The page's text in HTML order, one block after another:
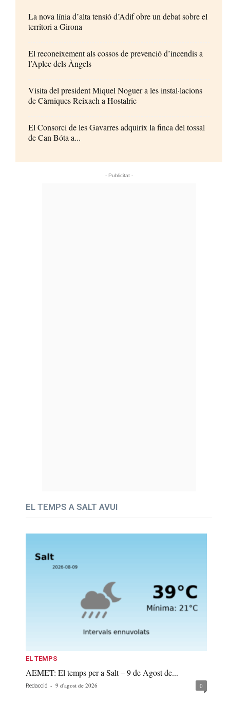
La nova línia d’alta tensió d’Adif obre un debat sobre el
territori a Girona
El reconeixement als cossos de prevenció d’incendis a
l’Aplec dels Àngels
Visita del president Miquel Noguer a les instal·lacions
de Càrniques Reixach a Hostalric
El Consorci de les Gavarres adquirix la finca del tossal
de Can Bóta a...
- Publicitat -
EL TEMPS A SALT AVUI
EL TEMPS
AEMET: El temps per a Salt – 9 de Agost de...
Redacció - 9 d'agost de 2026 0